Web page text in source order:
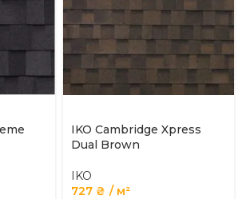
IKO Cambridge Xpress
Dual Brown
IKO
727 ₴ м²